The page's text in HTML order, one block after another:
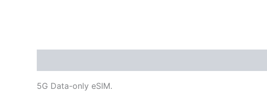
5G Data-only eSIM.